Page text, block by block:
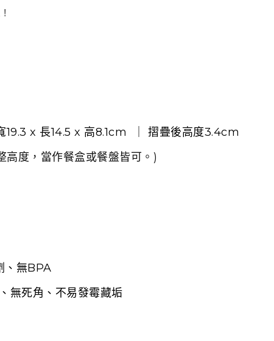
19.3 x 長14.5 x 高8.1cm ｜ 摺疊後高度3.4cm
高度，當作餐盒或餐盤皆可。)
、無BPA
無死角、不易發霉藏垢